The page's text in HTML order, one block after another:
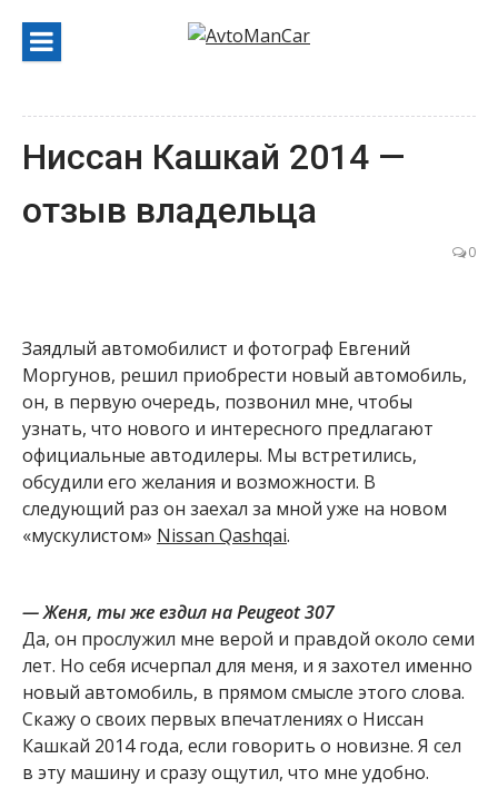
содержанию
Ниссан Кашкай 2014 —
отзыв владельца
0
Заядлый автомобилист и фотограф Евгений
Моргунов, решил приобрести новый автомобиль,
он, в первую очередь, позвонил мне, чтобы
узнать, что нового и интересного предлагают
официальные автодилеры. Мы встретились,
обсудили его желания и возможности. В
следующий раз он заехал за мной уже на новом
«мускулистом» Nissan Qashqai.
— Женя, ты же ездил на Peugeot 307
Да, он прослужил мне верой и правдой около семи
лет. Но себя исчерпал для меня, и я захотел именно
новый автомобиль, в прямом смысле этого слова.
Скажу о своих первых впечатлениях о Ниссан
Кашкай 2014 года, если говорить о новизне. Я сел
в эту машину и сразу ощутил, что мне удобно.